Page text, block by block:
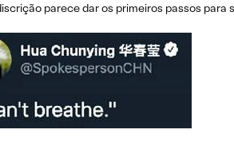
parece dar os primeiros passos